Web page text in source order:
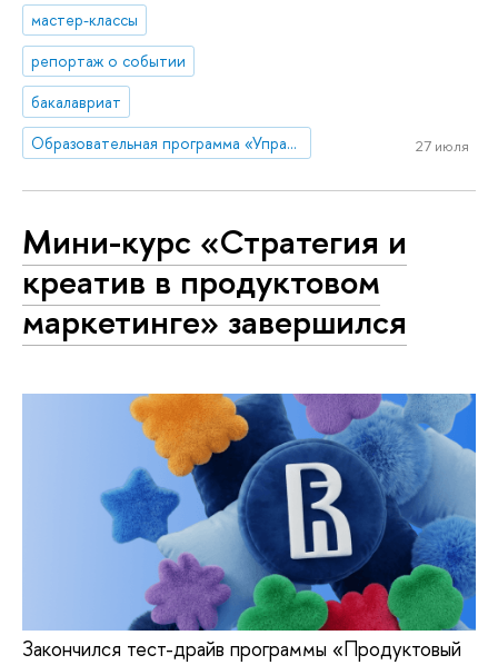
мастер-классы
репортаж о событии
бакалавриат
Образовательная программа «Управление цифровым продуктом»
27 июля
Мини-курс «Стратегия и
креатив в продуктовом
маркетинге» завершился
Закончился тест-драйв программы «Продуктовый